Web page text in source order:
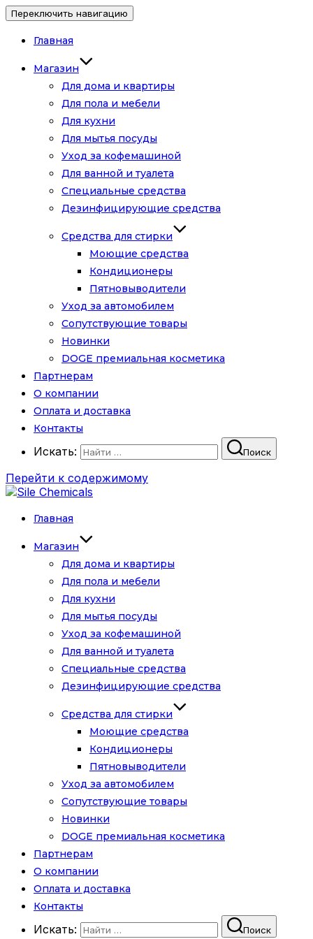
Переключить навигацию
Главная
Магазин
Для дома и квартиры
Для пола и мебели
Для кухни
Для мытья посуды
Уход за кофемашиной
Для ванной и туалета
Специальные средства
Дезинфицирующие средства
Средства для стирки
Моющие средства
Кондиционеры
Пятновыводители
Уход за автомобилем
Сопутствующие товары
Новинки
DOGE премиальная косметика
Партнерам
О компании
Оплата и доставка
Контакты
Искать: Поиск
Перейти к содержимому
Главная
Магазин
Для дома и квартиры
Для пола и мебели
Для кухни
Для мытья посуды
Уход за кофемашиной
Для ванной и туалета
Специальные средства
Дезинфицирующие средства
Средства для стирки
Моющие средства
Кондиционеры
Пятновыводители
Уход за автомобилем
Сопутствующие товары
Новинки
DOGE премиальная косметика
Партнерам
О компании
Оплата и доставка
Контакты
Искать: Поиск